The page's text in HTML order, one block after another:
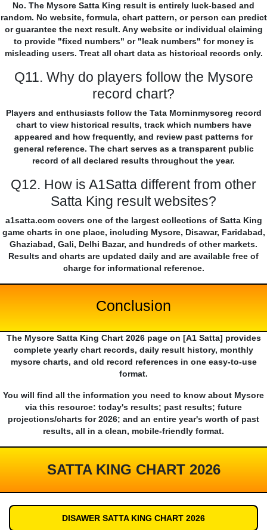
No. The Mysore Satta King result is entirely luck-based and
random. No website, formula, chart pattern, or person can predict
or guarantee the next result. Any website or individual claiming
to provide "fixed numbers" or "leak numbers" for money is
misleading users. Treat all chart data as historical records only.
Q11. Why do players follow the Mysore
record chart?
Players and enthusiasts follow the Tata Morninmysoreg record
chart to view historical results, track which numbers have
appeared and how frequently, and review past patterns for
general reference. The chart serves as a transparent public
record of all declared results throughout the year.
Q12. How is A1Satta different from other
Satta King result websites?
a1satta.com covers one of the largest collections of Satta King
game charts in one place, including Mysore, Disawar, Faridabad,
Ghaziabad, Gali, Delhi Bazar, and hundreds of other markets.
Results and charts are updated daily and are available free of
charge for informational reference.
Conclusion
The Mysore Satta King Chart 2026 page on [A1 Satta] provides
complete yearly chart records, daily result history, monthly
mysore charts, and old record references in one easy-to-use
format.
You will find all the information you need to know about Mysore
via this resource: today's results; past results; future
projections/charts for 2026; and an entire year's worth of past
results, all in a clean, mobile-friendly format.
SATTA KING CHART 2026
DISAWER SATTA KING CHART 2026